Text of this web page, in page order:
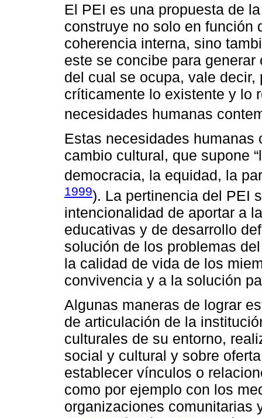
El PEI es una propuesta de
construye no solo en función
coherencia interna, sino
este se concibe para
del cual se ocupa, vale
críticamente lo existente y lo
necesidades humanas
Estas necesidades humanas
cambio cultural, que supone
democracia, la equidad, la
1999). La pertinencia del PEI
intencionalidad de aportar a
educativas y de desarrollo
solución de los problemas
la calidad de vida de los
convivencia y a la solución
Algunas maneras de lograr
de articulación de la
culturales de su entorno,
social y cultural y sobre
establecer vínculos o
como por ejemplo con los
organizaciones comunitarias